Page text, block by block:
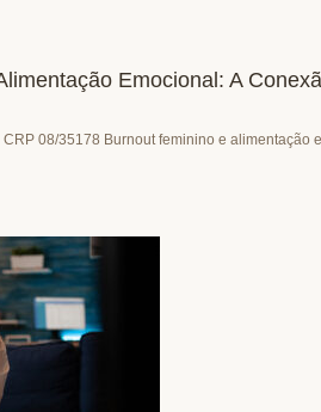
Emocional: A
08/35178 Burnout feminino e alimentação